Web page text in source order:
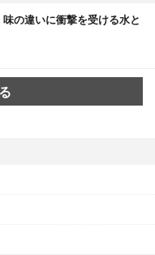
の違いに衝撃を受ける水と